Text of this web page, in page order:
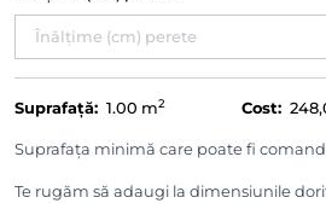
Suprafață: 1.00 m2 Cost:
Suprafața minimă care poate fi
Te rugăm să adaugi la dimensiunile